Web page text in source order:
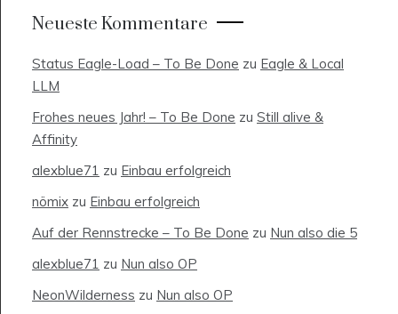
Neueste Kommentare
Status Eagle-Load – To Be Done zu Eagle & Local
LLM
Frohes neues Jahr! – To Be Done zu Still alive &
Affinity
alexblue71 zu Einbau erfolgreich
nömix zu Einbau erfolgreich
Auf der Rennstrecke – To Be Done zu Nun also die 5
alexblue71 zu Nun also OP
NeonWilderness zu Nun also OP